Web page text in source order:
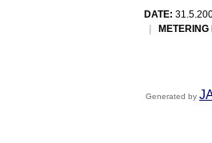
DATE:
METERING
Generated by